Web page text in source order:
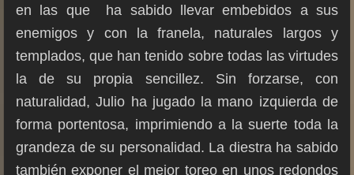
en las que ha sabido llevar embebidos a sus
enemigos y con la franela, naturales largos y
templados, que han tenido sobre todas las virtudes
la de su propia sencillez. Sin forzarse, con
naturalidad, Julio ha jugado la mano izquierda de
forma portentosa, imprimiendo a la suerte toda la
grandeza de su personalidad. La diestra ha sabido
también exponer el mejor toreo en unos redondos